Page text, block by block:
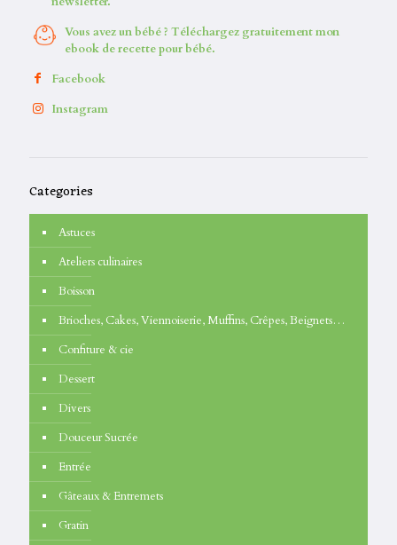
Vous avez un bébé ? Téléchargez gratuitement mon
ebook de recette pour bébé.
Facebook
Instagram
Categories
Astuces
Ateliers culinaires
Boisson
Brioches, Cakes, Viennoiserie, Muffins, Crêpes, Beignets…
Confiture & cie
Dessert
Divers
Douceur Sucrée
Entrée
Gâteaux & Entremets
Gratin